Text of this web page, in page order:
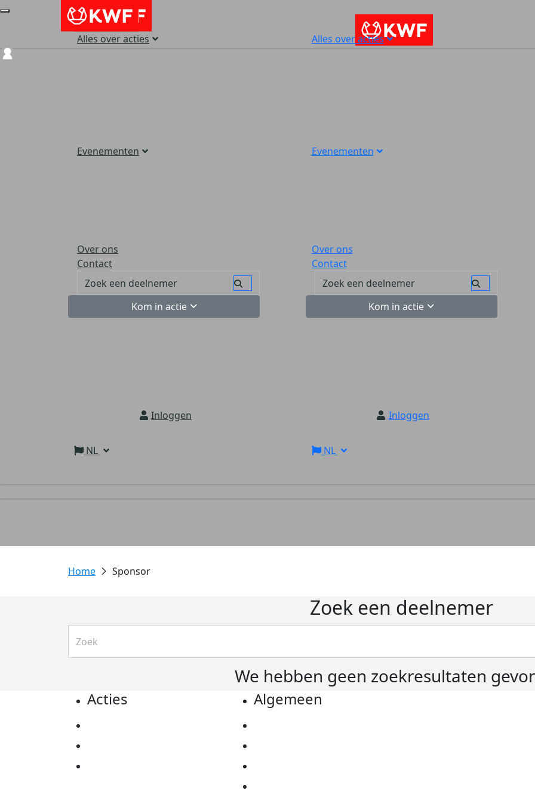
Alles over acties
Evenementen
Over ons
Contact
Kom in actie
Inloggen
NL
Alles over acties
Evenementen
Over ons
Contact
Kom in actie
Inloggen
NL
Sponsor
Zoek een deelnemer
We hebben geen zoekresultaten
Acties Algemeen